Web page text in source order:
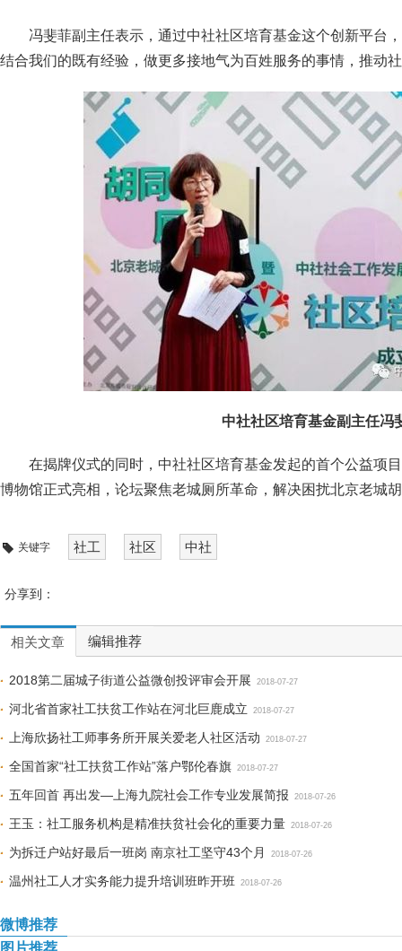
冯斐菲副主任表示，通过中社社区培育基金这个创新平台
结合我们的既有经验，做更多接地气为百姓服务的事情，推动
中社社区培育基金副主任冯
在揭牌仪式的同时，中社社区培育基金发起的首个公益项
博物馆正式亮相，论坛聚焦老城厕所革命，解决困扰北京老城
关键字 社工 社区 中社
分享到：
相关文章 编辑推荐
2018第二届城子街道公益微创投评审会开展 2018-07-27
河北省首家社工扶贫工作站在河北巨鹿成立 2018-07-27
上海欣扬社工师事务所开展关爱老人社区活动 2018-07-27
全国首家“社工扶贫工作站”落户鄂伦春旗 2018-07-27
五年回首 再出发—上海九院社会工作专业发展简报 2018-07-26
王玉：社工服务机构是精准扶贫社会化的重要力量 2018-07-26
为拆迁户站好最后一班岗 南京社工坚守43个月 2018-07-26
温州社工人才实务能力提升培训班昨开班 2018-07-26
微博推荐
图片推荐